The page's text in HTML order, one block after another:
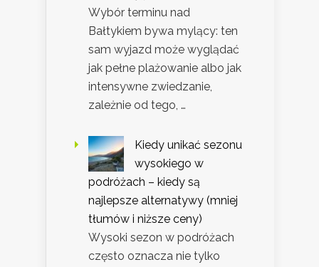
Wybór terminu nad
Bałtykiem bywa mylący: ten
sam wyjazd może wyglądać
jak pełne plażowanie albo jak
intensywne zwiedzanie,
zależnie od tego, …
Kiedy unikać sezonu
wysokiego w
podróżach – kiedy są
najlepsze alternatywy (mniej
tłumów i niższe ceny)
Wysoki sezon w podróżach
często oznacza nie tylko